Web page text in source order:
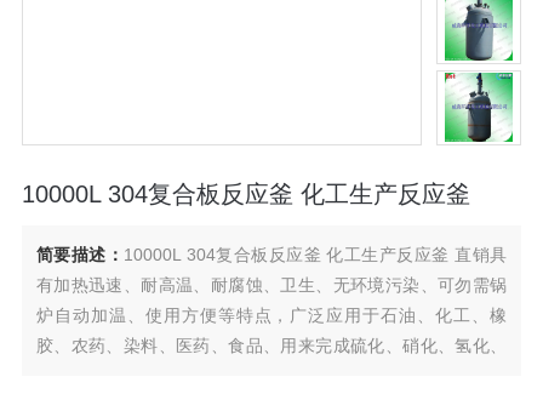
10000L 304复合板反应釜 化工生产反应釜
简要描述： 10000L 304复合板反应釜 化工生产反应釜 直销具
有加热迅速、耐高温、耐腐蚀、卫生、无环境污染、可勿需锅
炉自动加温、使用方便等特点，广泛应用于石油、化工、橡
胶、农药、染料、医药、食品、用来完成硫化、硝化、氢化、